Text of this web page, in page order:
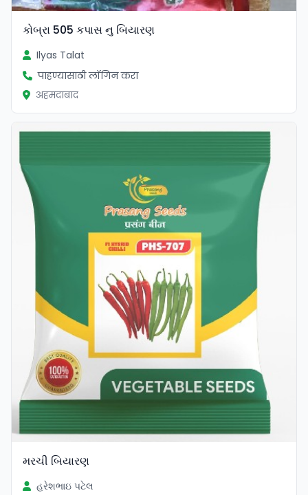
કોબ્રા 505 કપાસ નુ બિયારણ
Ilyas Talat
पाहण्यासाठी लॉगिन करा
अहमदाबाद
મરચી બિયારણ
હરેશભાઇ પટેલ